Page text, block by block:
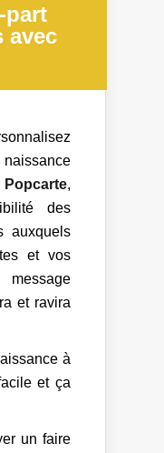
part
avec
Popcarte,
des
auxquels
et vos
et ravira
à
et ça
un faire